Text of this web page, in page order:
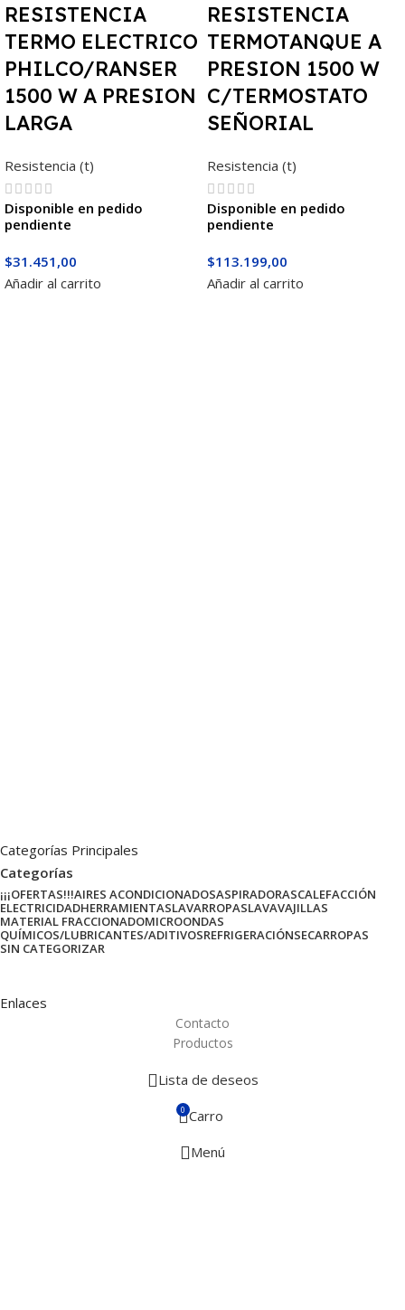
RESISTENCIA
TERMO ELECTRICO
PHILCO/RANSER
1500 W A PRESION
LARGA
Resistencia (t)
Disponible en pedido
pendiente
$31.451,00
Añadir al carrito
RESISTENCIA
TERMOTANQUE A
PRESION 1500 W
C/TERMOSTATO
SEÑORIAL
Resistencia (t)
Disponible en pedido
pendiente
$113.199,00
Añadir al carrito
Categorías Principales
Categorías
¡¡¡OFERTAS!!!AIRES ACONDICIONADOSASPIRADORASCALEFACCIÓN
ELECTRICIDADHERRAMIENTASLAVARROPASLAVAVAJILLAS
MATERIAL FRACCIONADOMICROONDAS
QUÍMICOS/LUBRICANTES/ADITIVOSREFRIGERACIÓNSECARROPAS
SIN CATEGORIZAR
Enlaces
Contacto
Productos
Lista de deseos
0 Carro
Menú